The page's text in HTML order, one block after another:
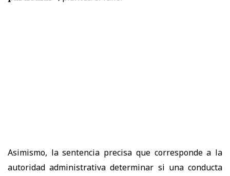
Asimismo, la sentencia precisa que corresponde a la
autoridad administrativa determinar si una conducta